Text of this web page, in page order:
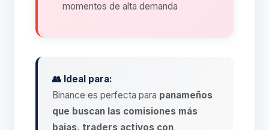
momentos de alta demanda
👥 Ideal para:
Binance es perfecta para panameños
que buscan las comisiones más
bajas, traders activos con